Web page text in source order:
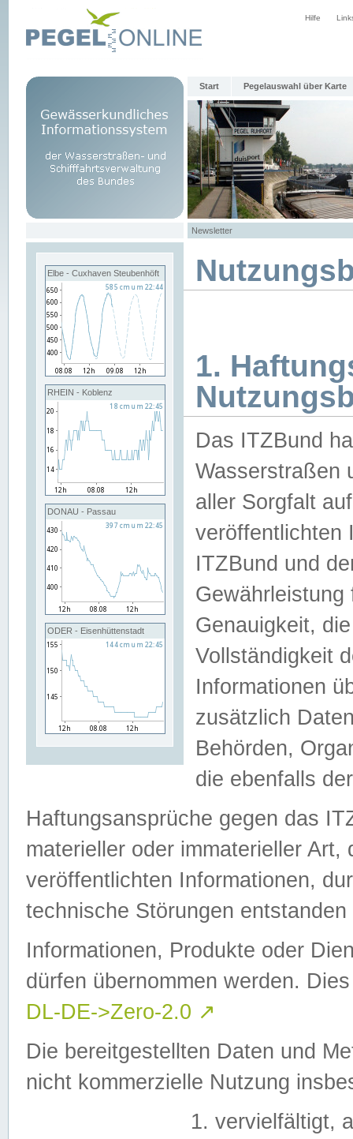
Hilfe
Start Pegelauswahl über Karte
Newsletter
Elbe - Cuxhaven Steubenhöft
RHEIN - Koblenz
DONAU - Passau
ODER - Eisenhüttenstadt
1.
Das ITZBund
Wasserstraßen
aller Sorgfalt
veröffentlichten
ITZBund und
Genauigkeit,
Vollständigkeit
Informationen
zusätzlich
Behörden,
die ebenfalls
Haftungsansprüche gegen das
materieller oder immaterieller
veröffentlichten Informationen,
technische Störungen
Informationen, Produkte oder
dürfen übernommen werden.
DL-DE->Zero-2.0 ↗
Die bereitgestellten Daten und
nicht kommerzielle Nutzung
vervielfältigt,